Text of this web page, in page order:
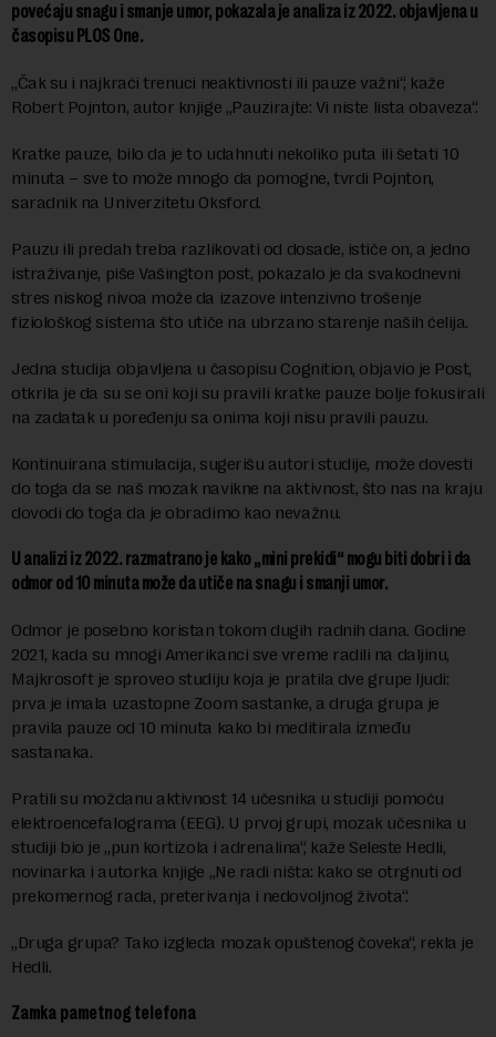
povećaju snagu i smanje umor, pokazala je analiza iz 2022. objavljena u
časopisu PLOS One.
„Čak su i najkraći trenuci neaktivnosti ili pauze važni“, kaže
Robert Pojnton, autor knjige „Pauzirajte: Vi niste lista obaveza“.
Kratke pauze, bilo da je to udahnuti nekoliko puta ili šetati 10
minuta – sve to može mnogo da pomogne, tvrdi Pojnton,
saradnik na Univerzitetu Oksford.
Pauzu ili predah treba razlikovati od dosade, ističe on, a jedno
istraživanje, piše Vašington post, pokazalo je da svakodnevni
stres niskog nivoa može da izazove intenzivno trošenje
fiziološkog sistema što utiče na ubrzano starenje naših ćelija.
Jedna studija objavljena u časopisu Cognition, objavio je Post,
otkrila je da su se oni koji su pravili kratke pauze bolje fokusirali
na zadatak u poređenju sa onima koji nisu pravili pauzu.
Kontinuirana stimulacija, sugerišu autori studije, može dovesti
do toga da se naš mozak navikne na aktivnost, što nas na kraju
dovodi do toga da je obradimo kao nevažnu.
U analizi iz 2022. razmatrano je kako „mini prekidi“ mogu biti dobri i da
odmor od 10 minuta može da utiče na snagu i smanji umor.
Odmor je posebno koristan tokom dugih radnih dana. Godine
2021, kada su mnogi Amerikanci sve vreme radili na daljinu,
Majkrosoft je sproveo studiju koja je pratila dve grupe ljudi:
prva je imala uzastopne Zoom sastanke, a druga grupa je
pravila pauze od 10 minuta kako bi meditirala između
sastanaka.
Pratili su moždanu aktivnost 14 učesnika u studiji pomoću
elektroencefalograma (EEG). U prvoj grupi, mozak učesnika u
studiji bio je „pun kortizola i adrenalina“, kaže Seleste Hedli,
novinarka i autorka knjige „Ne radi ništa: kako se otrgnuti od
prekomernog rada, preterivanja i nedovoljnog života“.
„Druga grupa? Tako izgleda mozak opuštenog čoveka“, rekla je
Hedli.
Zamka pametnog telefona